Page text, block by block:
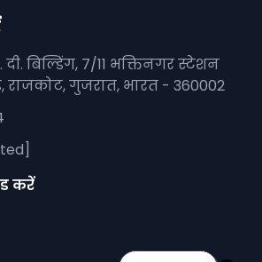
बिल्डिंग, 7/11 भक्तिनगर स्टेशन
राजकोट, गुजरात, भारत - 360002
करें